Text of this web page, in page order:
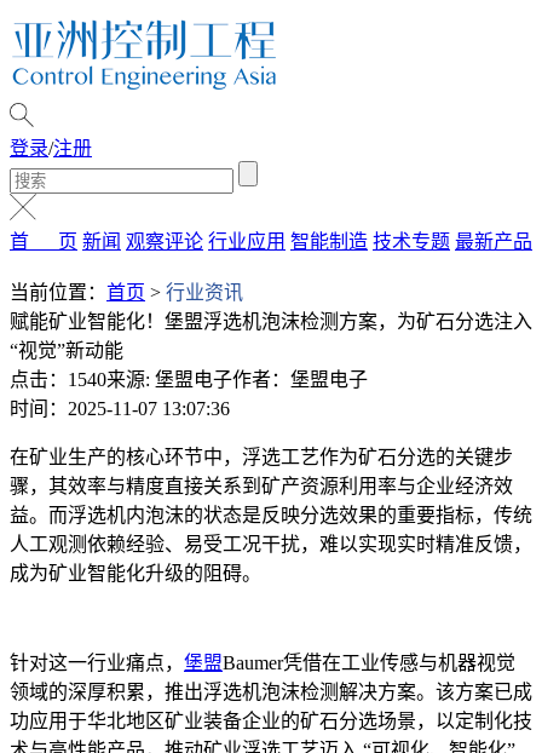
登录/注册
首 页 新闻 观察评论 行业应用 智能制造 技术专题 最新产品
当前位置： 首页 > 行业资讯
赋能矿业智能化！堡盟浮选机泡沫检测方案，为矿石分选注入
“视觉”新动能
点击：1540来源: 堡盟电子作者：堡盟电子
时间：2025-11-07 13:07:36
在矿业生产的核心环节中，浮选工艺作为矿石分选的关键步
骤，其效率与精度直接关系到矿产资源利用率与企业经济效
益。而浮选机内泡沫的状态是反映分选效果的重要指标，传统
人工观测依赖经验、易受工况干扰，难以实现实时精准反馈，
成为矿业智能化升级的阻碍。
针对这一行业痛点， 堡盟Baumer凭借在工业传感与机器视觉
领域的深厚积累，推出浮选机泡沫检测解决方案。该方案已成
功应用于华北地区矿业装备企业的矿石分选场景，以定制化技